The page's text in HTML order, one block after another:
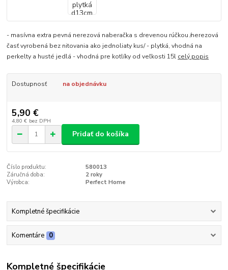
- masívna extra pevná nerezová naberačka s drevenou rúčkou /nerezová
časť vyrobená bez nitovania ako jednoliaty kus/ - plytká, vhodná na
perkelty a husté jedlá - vhodná pre kotlíky od veľkosti 15l celý popis
Dostupnosť na objednávku
5,90 €
4,80 € bez DPH
Pridať do košíka
Číslo produktu:
580013
Záručná doba:
2 roky
Výrobca:
Perfect Home
Kompletné špecifikácie
Komentáre 0
Kompletné špecifikácie